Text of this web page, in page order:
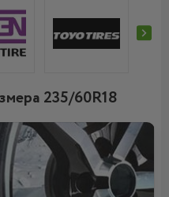
235/60R18